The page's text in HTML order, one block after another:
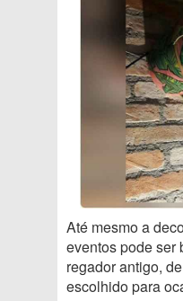
Até mesmo a
eventos pode ser
regador antigo,
escolhido para